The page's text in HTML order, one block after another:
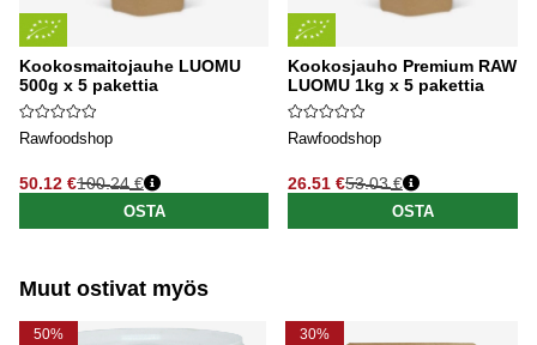
Kookosmaitojauhe LUOMU
500g x 5 pakettia
Rawfoodshop
50.12 €
Normaali hinta
100.24 €
OSTA
Kookosjauho Premium RAW
LUOMU 1kg x 5 pakettia
Rawfoodshop
26.51 €
Normaali hinta
53.03 €
OSTA
Muut ostivat myös
50% 30%